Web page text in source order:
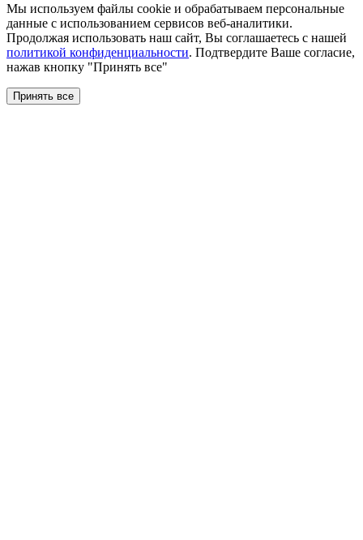
Мы используем файлы сookie и обрабатываем персональные
данные с использованием сервисов веб-аналитики.
Продолжая использовать наш сайт, Вы соглашаетесь с нашей
политикой конфиденциальности. Подтвердите Ваше согласие,
нажав кнопку "Принять все"
Принять все